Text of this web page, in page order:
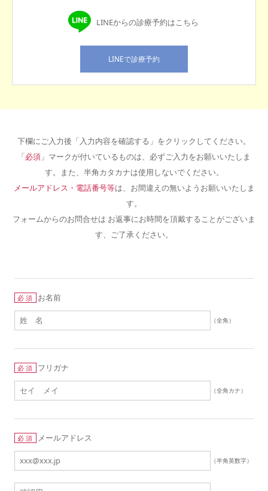
LINEからの診療予約はこちら
LINEで診療予約
下欄にご入力後「入力内容を確認する」をクリックしてください。
「必須 」マークが付いているものは、必ずご入力をお願いいたしま
す。また、半角カタカナは使用しないでください。
メールアドレス・電話番号等は、お間違えの無いようお願いいたしま
す。
フォームからのお問合せは お返事にお時間を頂戴することがございま
す、ご了承ください。
必須 お名前
（全角）
必須 フリガナ
（全角カナ）
必須 メールアドレス
（半角英数字）